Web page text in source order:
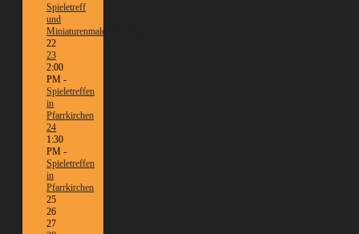
Spieletreff
und
Miniaturenmalen/Tabletop
22
23
2:00
PM -
Spieletreffen
in
Pfarrkirchen
24
1:30
PM -
Spieletreffen
in
Pfarrkirchen
25
26
27